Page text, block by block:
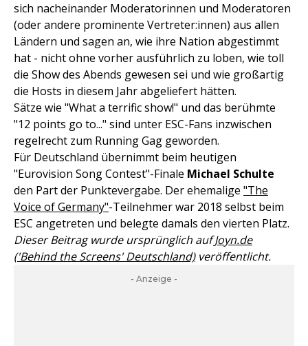
sich nacheinander Moderatorinnen und Moderatoren
(oder andere prominente Vertreter:innen) aus allen
Ländern und sagen an, wie ihre Nation abgestimmt
hat - nicht ohne vorher ausführlich zu loben, wie toll
die Show des Abends gewesen sei und wie großartig
die Hosts in diesem Jahr abgeliefert hätten.
Sätze wie "What a terrific show!" und das berühmte
"12 points go to..." sind unter ESC-Fans inzwischen
regelrecht zum Running Gag geworden.
Für Deutschland übernimmt beim heutigen
"Eurovision Song Contest"-Finale Michael Schulte
den Part der Punktevergabe. Der ehemalige "The
Voice of Germany"-Teilnehmer war 2018 selbst beim
ESC angetreten und belegte damals den vierten Platz.
Dieser Beitrag wurde ursprünglich aufJoyn.de
('Behind the Screens' Deutschland)veröffentlicht.
- Anzeige -